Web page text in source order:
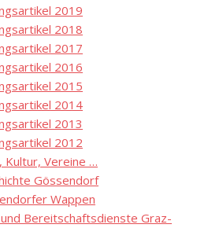
2019
2018
2017
2016
2015
2014
2013
2012
Kultur, Vereine …
Gössendorf
Wappen
Bereitschaftsdienste Graz-